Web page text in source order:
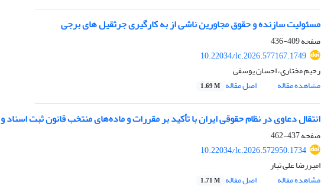
مسئولیت سازنده و حقوق مجاورین ناشی از به کارگیری جرثقیل های برجی
صفحه409-436
10.22034/lc.2026.577167.1749
رحیم مختاری، احسان یوسفی
مشاهده مقاله
اصل مقاله 1.69 M
انتقال دعاوی در نظام حقوقی ایران با تأکید بر مقررات و ماده‌های منتخب قانون ثبت اسناد
صفحه437-462
10.22034/lc.2026.572950.1734
امیررضا علی تبار
مشاهده مقاله
اصل مقاله 1.71 M